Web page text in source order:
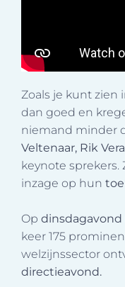
Zoals je kunt zien
dan goed en
niemand minder
Veltenaar, Rik
keynote sprekers.
inzage op hun
Op dinsdagavond
keer 175
welzijnssector
directieavond.